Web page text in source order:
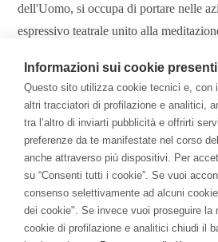
dell'Uomo, si occupa di portare nelle
espressivo teatrale unito alla
Continua A Leggere
Il Libro
Per una Economia della
meditazione ha cambiato
Informazioni sui cookie
Questo sito utilizza cookie tecnici e, con
altri tracciatori di profilazione e analitici,
tra l’altro di inviarti pubblicità e offrirti
preferenze da te manifestate nel corso
anche attraverso più dispositivi. Per
su “Consenti tutti i cookie”. Se vuoi
consenso selettivamente ad alcuni
dei cookie". Se invece vuoi proseguire la
cookie di profilazione e analitici chiudi il